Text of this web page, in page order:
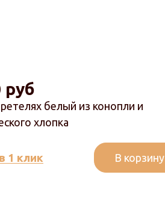
белый из конопли и
хлопка
руб
1 клик В корзину